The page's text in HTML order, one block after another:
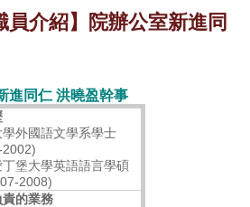
員介紹】院辦公室新進同
進同仁 洪曉盈幹事
外國語文學系學士
堡大學英語語言學碩
2008)
責的業務